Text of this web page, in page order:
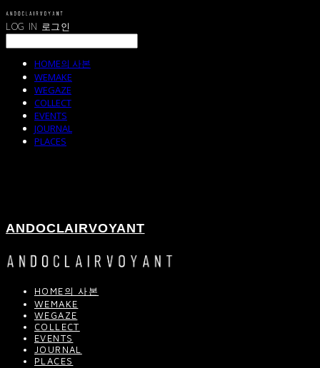
LOG IN 로그인
HOME의 사본
WEMAKE
WEGAZE
COLLECT
EVENTS
JOURNAL
PLACES
ANDOCLAIRVOYANT
HOME의 사본
WEMAKE
WEGAZE
COLLECT
EVENTS
JOURNAL
PLACES